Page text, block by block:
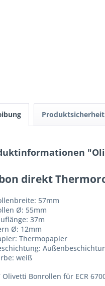
Produktsicherheit
direkt
57mm
Ø: 55mm
37m
Ø: 12mm
Thermopapier
weiß
Olivetti Bonrollen für ECR